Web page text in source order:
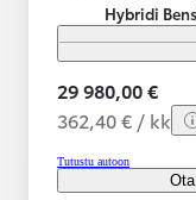
Hybridi
29 980,00 €
362,40 € / kk
Tutustu autoon